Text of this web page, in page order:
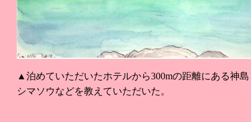
▲泊めていただいたホテルから300mの距離にある神
シマソウなどを教えていただいた。